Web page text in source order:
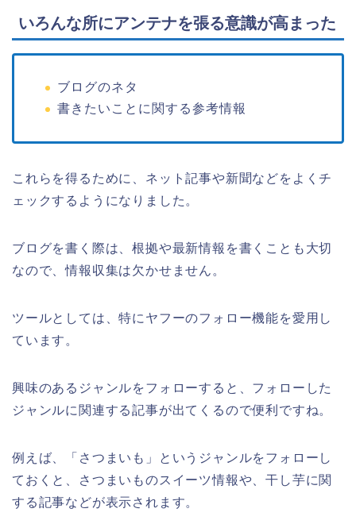
いろんな所にアンテナを張る意識が高まった
ブログのネタ
書きたいことに関する参考情報
これらを得るために、ネット記事や新聞などをよくチ
ェックするようになりました。
ブログを書く際は、根拠や最新情報を書くことも大切
なので、情報収集は欠かせません。
ツールとしては、特にヤフーのフォロー機能を愛用し
ています。
興味のあるジャンルをフォローすると、フォローした
ジャンルに関連する記事が出てくるので便利ですね。
例えば、「さつまいも」というジャンルをフォローし
ておくと、さつまいものスイーツ情報や、干し芋に関
する記事などが表示されます。